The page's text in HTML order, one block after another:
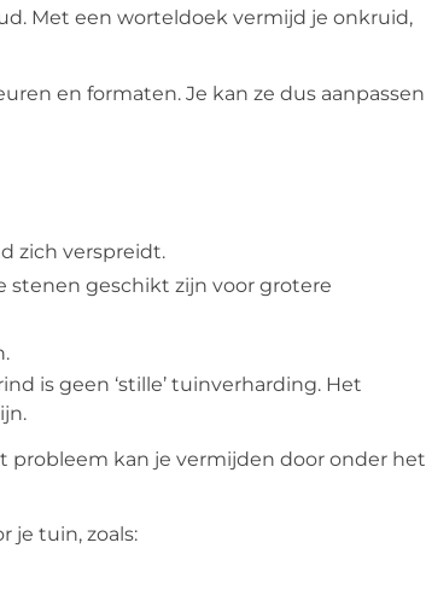
Met een worteldoek vermijd je onkruid,
en formaten. Je kan ze dus aanpassen
zich verspreidt.
stenen geschikt zijn voor grotere
is geen ‘stille’ tuinverharding. Het
probleem kan je vermijden door onder het
je tuin, zoals: